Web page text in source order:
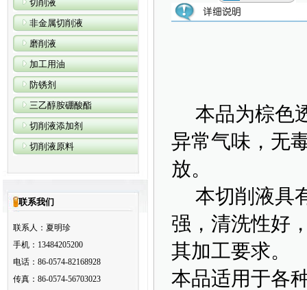
切削液
非金属切削液
磨削液
加工用油
防锈剂
三乙醇胺硼酸酯
切削液添加剂
切削液原料
联系我们
联系人：夏明珍
手机：13484205200
电话：86-0574-82168928
传真：86-0574-56703023
本品为棕色
异常气味，无
放。
本切削液具
强，清洗性好
其加工要求。
本品适用于各